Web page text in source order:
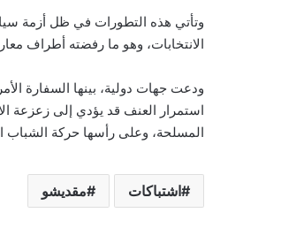
وتأتي هذه التطورات في ظل أزمة
الانتخابات، وهو ما رفضته أطراف
ودعت جهات دولية، بينها السفارة
استمرار العنف قد يؤدي إلى زعزعة
المسلحة، وعلى رأسها حركة الشباب
اشتباكات مقديشو